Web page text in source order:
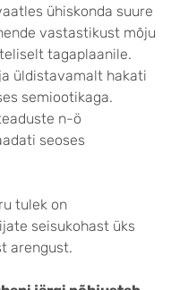
ühiskonda suure
vastastikust mõju
tagaplaanile.
üldistavamalt hakati
semiootikaga.
n-ö
seoses
tulek on
seisukohast üks
arengust.